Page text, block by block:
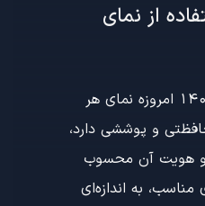
از نمای
تاریخ انتشار: 16 خرداد 1405 امروزه نمای هر
و پوششی دارد،
و هویت آن محسوب
به اندازه‌ای